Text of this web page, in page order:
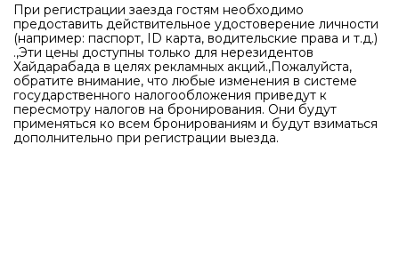
При регистрации заезда гостям необходимо
предоставить действительное удостоверение личности
(например: паспорт, ID карта, водительские права и т.д.)
.,Эти цены доступны только для нерезидентов
Хайдарабада в целях рекламных акций.,Пожалуйста,
обратите внимание, что любые изменения в системе
государственного налогообложения приведут к
пересмотру налогов на бронирования. Они будут
применяться ко всем бронированиям и будут взиматься
дополнительно при регистрации выезда.